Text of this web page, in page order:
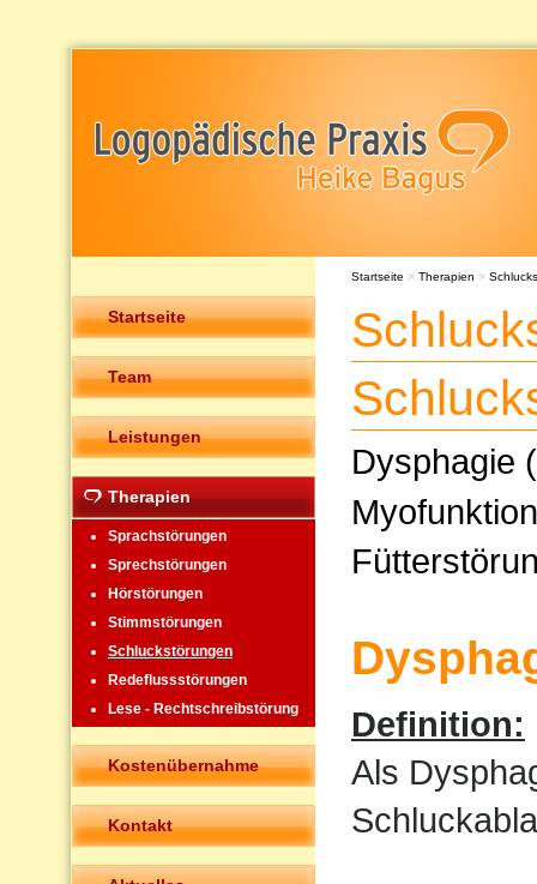
Startseite
Team
Leistungen
Therapien
Sprachstörungen
Sprechstörungen
Hörstörungen
Stimmstörungen
Schluckstörungen
Redeflussstörungen
Lese - Rechtschreibstörung
Kostenübernahme
Kontakt
Startseite > Therapien >
Dysphagie
Definition:
Als